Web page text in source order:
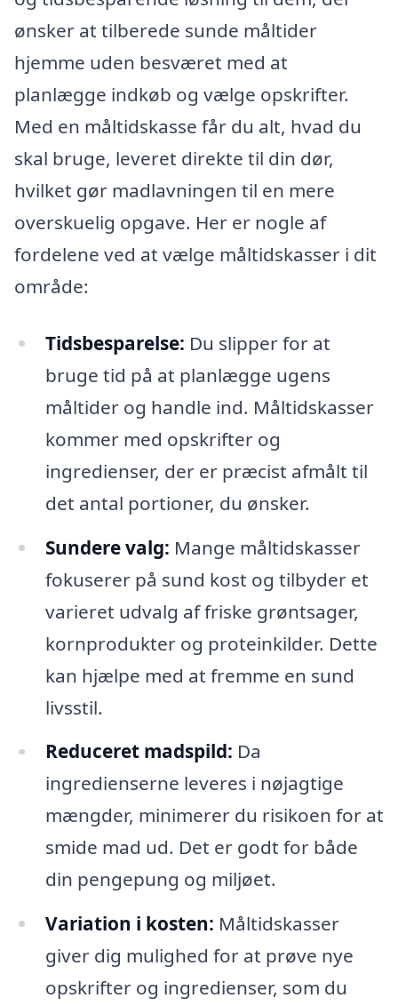
ønsker at tilberede sunde måltider
hjemme uden besværet med at
planlægge indkøb og vælge opskrifter.
Med en måltidskasse får du alt, hvad du
skal bruge, leveret direkte til din dør,
hvilket gør madlavningen til en mere
overskuelig opgave. Her er nogle af
fordelene ved at vælge måltidskasser i dit
område:
Tidsbesparelse: Du slipper for at
bruge tid på at planlægge ugens
måltider og handle ind. Måltidskasser
kommer med opskrifter og
ingredienser, der er præcist afmålt til
det antal portioner, du ønsker.
Sundere valg: Mange måltidskasser
fokuserer på sund kost og tilbyder et
varieret udvalg af friske grøntsager,
kornprodukter og proteinkilder. Dette
kan hjælpe med at fremme en sund
livsstil.
Reduceret madspild: Da
ingredienserne leveres i nøjagtige
mængder, minimerer du risikoen for at
smide mad ud. Det er godt for både
din pengepung og miljøet.
Variation i kosten: Måltidskasser
giver dig mulighed for at prøve nye
opskrifter og ingredienser, som du